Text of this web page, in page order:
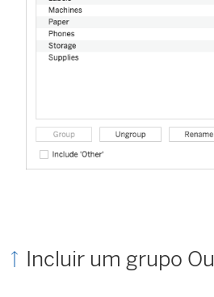
Incluir um grupo